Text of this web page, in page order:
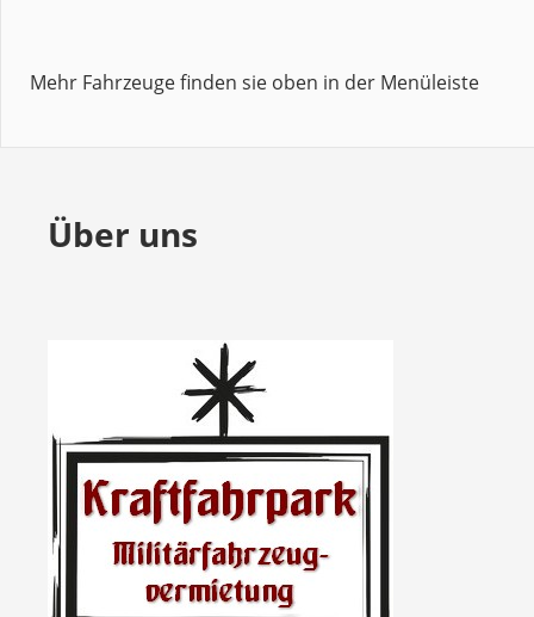
Mehr Fahrzeuge finden sie oben in der Menüleiste
Über uns